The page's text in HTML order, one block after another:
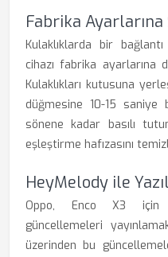
Fabrika Ayarlarına
Kulaklıklarda bir
cihazı fabrika ayarlarına
Kulaklıkları kutusuna
düğmesine 10-15 saniye
sönene kadar basılı
eşleştirme hafızasını
HeyMelody ile
Oppo, Enco X3 için
güncellemeleri
üzerinden bu